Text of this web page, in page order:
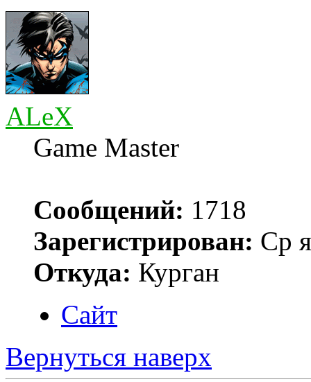
ALeX
Game Master
Сообщений: 1718
Зарегистрирован: Ср
Откуда: Курган
Сайт
Вернуться наверх